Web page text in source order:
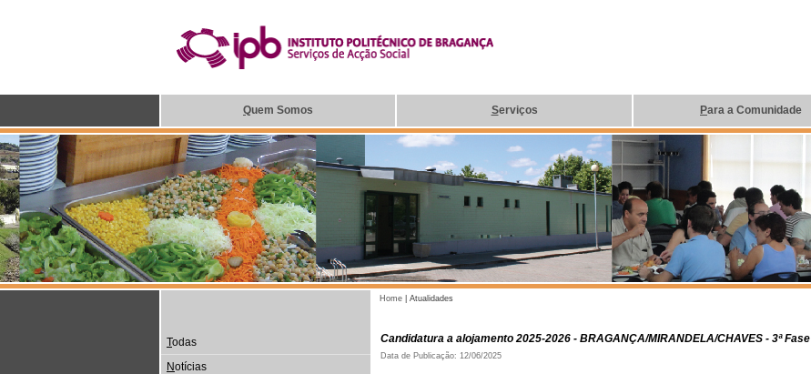
Quem Somos Serviços Para a Comunidade
Home | Atualidades
Todas
Notícias
Candidatura a alojamento 2025-2026 - BRAGANÇA/MIRANDELA/CHAVES - 3ª Fase
Data de Publicação: 12/06/2025